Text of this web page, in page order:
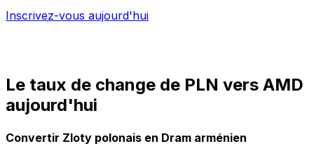
Inscrivez-vous aujourd'hui
Le taux de change de PLN vers AMD
aujourd'hui
Convertir Zloty polonais en Dram arménien